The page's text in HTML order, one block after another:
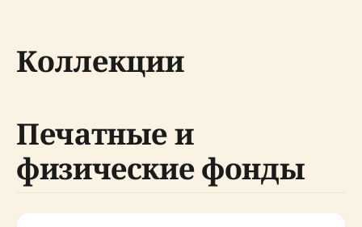
Коллекции
Печатные и
физические фонды